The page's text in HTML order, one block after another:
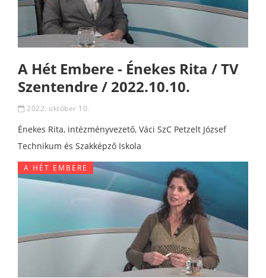
A Hét Embere - Énekes Rita / TV
Szentendre / 2022.10.10.
2022. október 10.
Énekes Rita, intézményvezető, Váci SzC Petzelt József
Technikum és Szakképző Iskola
A HÉT EMBERE